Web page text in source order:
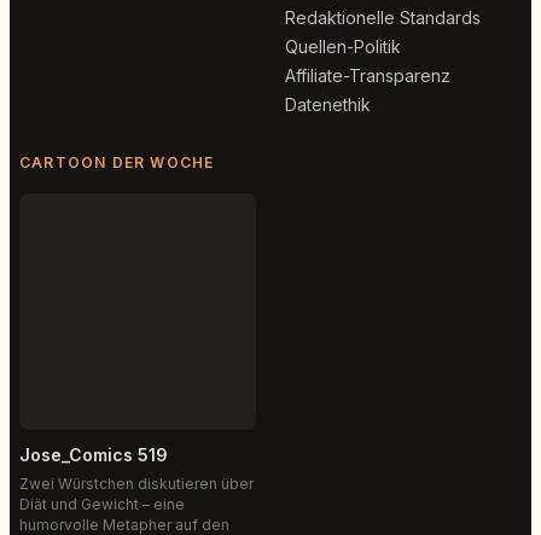
Redaktionelle Standards
Quellen-Politik
Affiliate-Transparenz
Datenethik
CARTOON DER WOCHE
Jose_Comics 519
Zwei Würstchen diskutieren über
Diät und Gewicht – eine
humorvolle Metapher auf den